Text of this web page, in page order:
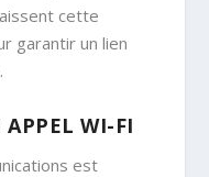
cette
garantir un lien
WI-FI
est